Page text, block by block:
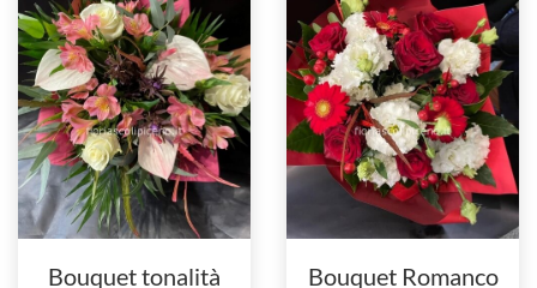
Bouquet tonalità
Bouquet Romanco